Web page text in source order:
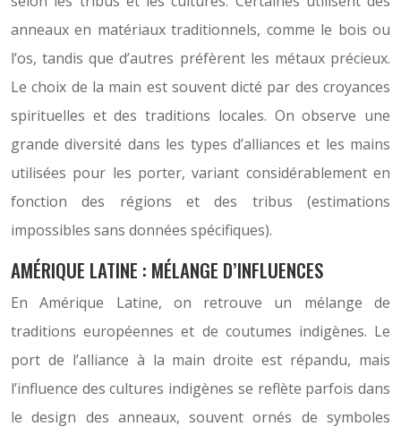
anneaux en matériaux traditionnels, comme le bois ou
l’os, tandis que d’autres préfèrent les métaux précieux.
Le choix de la main est souvent dicté par des croyances
spirituelles et des traditions locales. On observe une
grande diversité dans les types d’alliances et les mains
utilisées pour les porter, variant considérablement en
fonction des régions et des tribus (estimations
impossibles sans données spécifiques).
AMÉRIQUE LATINE : MÉLANGE D’INFLUENCES
En Amérique Latine, on retrouve un mélange de
traditions européennes et de coutumes indigènes. Le
port de l’alliance à la main droite est répandu, mais
l’influence des cultures indigènes se reflète parfois dans
le design des anneaux, souvent ornés de symboles